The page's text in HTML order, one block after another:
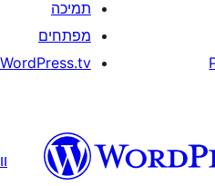
תמיכה
מפתחים
WordPress.tv